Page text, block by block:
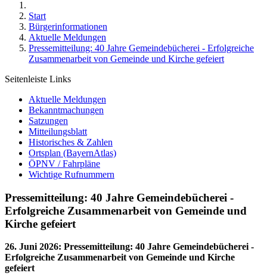
Start
Bürgerinformationen
Aktuelle Meldungen
Pressemitteilung: 40 Jahre Gemeindebücherei - Erfolgreiche
Zusammenarbeit von Gemeinde und Kirche gefeiert
Seitenleiste Links
Aktuelle Meldungen
Bekanntmachungen
Satzungen
Mitteilungsblatt
Historisches & Zahlen
Ortsplan (BayernAtlas)
ÖPNV / Fahrpläne
Wichtige Rufnummern
Pressemitteilung: 40 Jahre Gemeindebücherei -
Erfolgreiche Zusammenarbeit von Gemeinde und
Kirche gefeiert
26. Juni 2026: Pressemitteilung: 40 Jahre Gemeindebücherei -
Erfolgreiche Zusammenarbeit von Gemeinde und Kirche
gefeiert